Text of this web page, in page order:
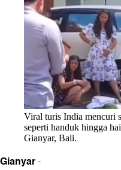
Viral turis India mencuri
seperti handuk hingga
Gianyar, Bali.
Gianyar-